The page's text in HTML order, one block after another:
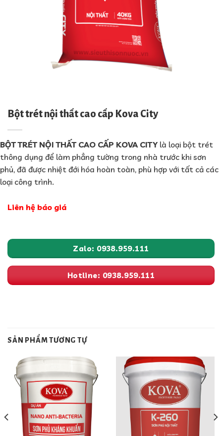
Bột trét nội thất cao cấp Kova City
BỘT TRÉT NỘI THẤT CAO CẤP KOVA CITY là loại bột trét
thông dụng để làm phẳng tường trong nhà trước khi sơn
phủ, đã được nhiệt đới hóa hoàn toàn, phù hợp với tất cả các
loại công trình.
Liên hệ báo giá
Zalo: 0938.959.111
Hotline: 0938.959.111
SẢN PHẨM TƯƠNG TỰ